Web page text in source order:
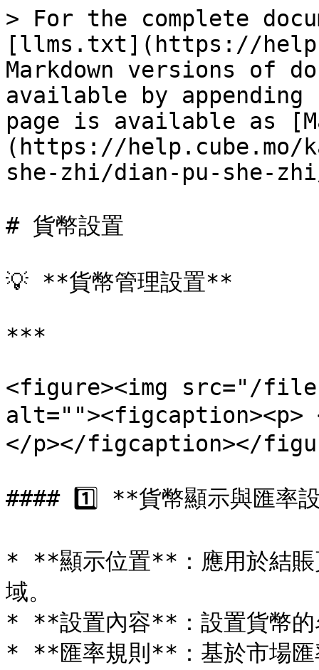
> For the complete
[llms.txt](https://
Markdown versions of
available by
page is available as
(https://help.cube.mo/
she-zhi/dian-pu-she-
# 貨幣設置
💡 **貨幣管理設置**
***
<figure><img src="/files/
alt=""><figcaption><p>
</p></figcaption></
#### 1️⃣ **貨幣顯示與匯率
* **顯示位置**：應用於結賬
域。
* **設置內容**：設置貨幣的
* **匯率規則**：基於市場匯